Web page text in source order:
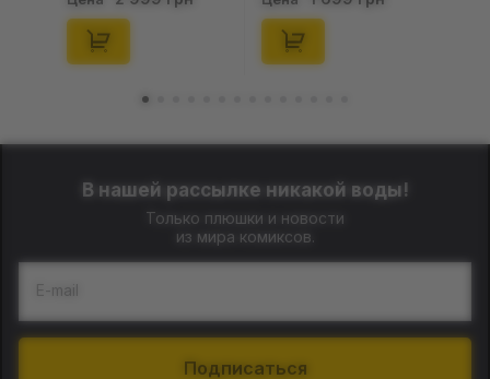
Series (Blind Box: 1 з
10) (Secret Edition),
(29347)
(Blind Box: 1 з 10)
(Secret Edition),
(21372)
В нашей рассылке никакой воды!
Только плюшки и новости
из мира комиксов.
E-mail
Подписаться